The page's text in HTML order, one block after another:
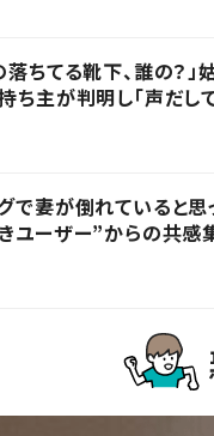
落ちてる靴下、誰の？
ち主が判明し「声だし
で妻が倒れていると思
ユーザー”からの共感